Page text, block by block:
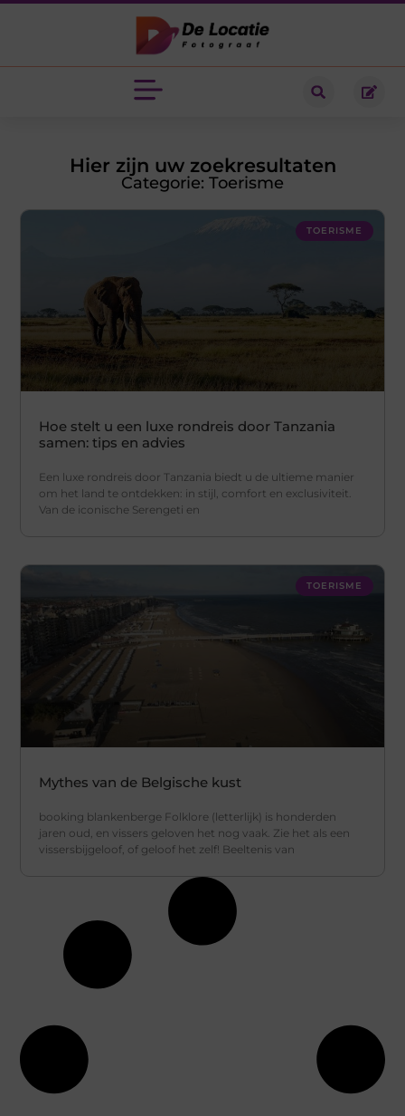
Hier zijn uw zoekresultaten
Categorie: Toerisme
TOERISME
Hoe stelt u een luxe rondreis door Tanzania
samen: tips en advies
Een luxe rondreis door Tanzania biedt u de ultieme manier
om het land te ontdekken: in stijl, comfort en exclusiviteit.
Van de iconische Serengeti en
TOERISME
Mythes van de Belgische kust
booking blankenberge Folklore (letterlijk) is honderden
jaren oud, en vissers geloven het nog vaak. Zie het als een
vissersbijgeloof, of geloof het zelf! Beeltenis van